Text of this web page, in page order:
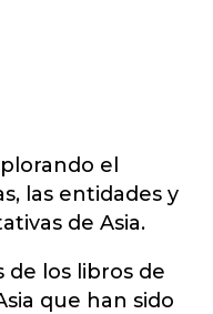
el
las entidades y
de Asia.
de los libros de
que han sido